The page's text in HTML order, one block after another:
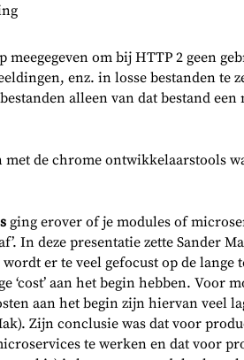
meegegeven om bij HTTP 2 geen
enz. in losse bestanden
alleen van dat bestand
met de chrome ontwikkelaarstools
ging erover of je modules of
In deze presentatie zette Sander
wordt er te veel gefocust op de
‘cost’ aan het begin hebben. Voor
aan het begin zijn hiervan veel
Zijn conclusie was dat voor
te werken en dat voor